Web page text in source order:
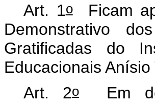
Art. 1oFicam
Demonstrativo
Gratificadas do
Educacionais
Art. 2oEm